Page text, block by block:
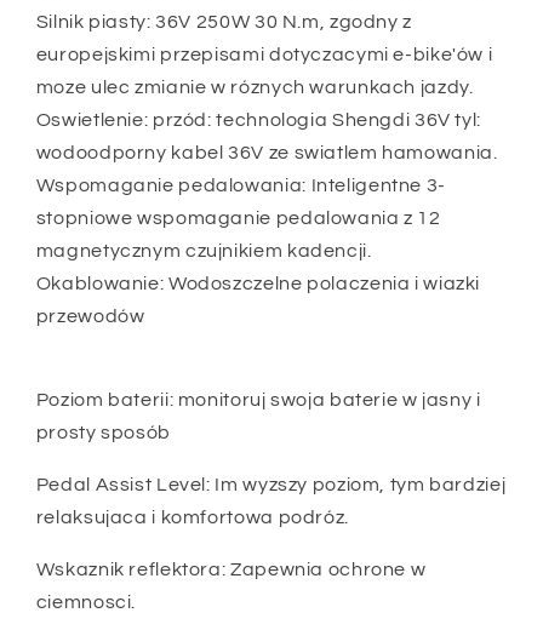
Silnik piasty: 36V 250W 30 N.m, zgodny z
europejskimi przepisami dotyczacymi e-bike'ów i
moze ulec zmianie w róznych warunkach jazdy.
Oswietlenie: przód: technologia Shengdi 36V tyl:
wodoodporny kabel 36V ze swiatlem hamowania.
Wspomaganie pedalowania: Inteligentne 3-
stopniowe wspomaganie pedalowania z 12
magnetycznym czujnikiem kadencji.
Okablowanie: Wodoszczelne polaczenia i wiazki
przewodów
Poziom baterii: monitoruj swoja baterie w jasny i
prosty sposób
Pedal Assist Level: Im wyzszy poziom, tym bardziej
relaksujaca i komfortowa podróz.
Wskaznik reflektora: Zapewnia ochrone w
ciemnosci.